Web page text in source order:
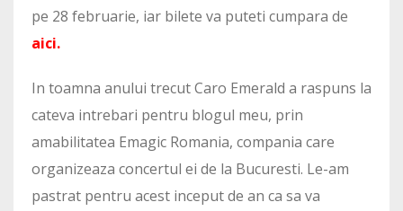
pe 28 februarie, iar bilete va puteti cumpara de
aici.
In toamna anului trecut Caro Emerald a raspuns la
cateva intrebari pentru blogul meu, prin
amabilitatea Emagic Romania, compania care
organizeaza concertul ei de la Bucuresti. Le-am
pastrat pentru acest inceput de an ca sa va